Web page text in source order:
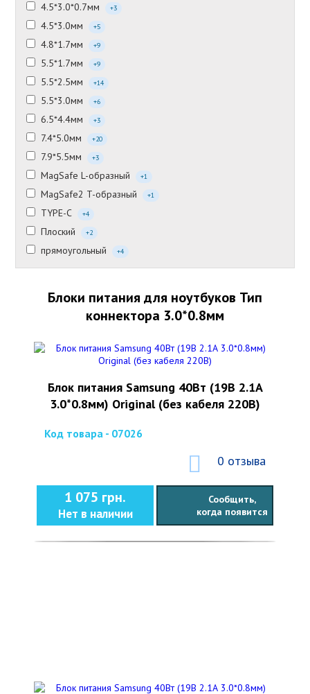
4.5*3.0*0.7мм +3
4.5*3.0мм +5
4.8*1.7мм +9
5.5*1.7мм +9
5.5*2.5мм +14
5.5*3.0мм +6
6.5*4.4мм +3
7.4*5.0мм +20
7.9*5.5мм +3
MagSafe L-образный +1
MagSafe2 T-образный +1
TYPE-C +4
Плоский +2
прямоугольный +4
Блоки питания для ноутбуков Тип
коннектора 3.0*0.8мм
Блок питания Samsung 40Вт (19В 2.1А
3.0*0.8мм) Original (без кабеля 220В)
Код товара - 07026
0 отзыва
1 075 грн.
Нет в наличии
Сообщить,
когда появится